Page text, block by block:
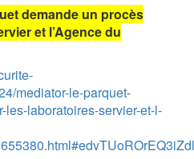
demande un procès
et l’Agence du
mediator-le-parquet-
laboratoires-servier-et-l-